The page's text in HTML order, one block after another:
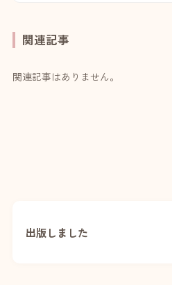
関連記事
関連記事はありません。
出版しました